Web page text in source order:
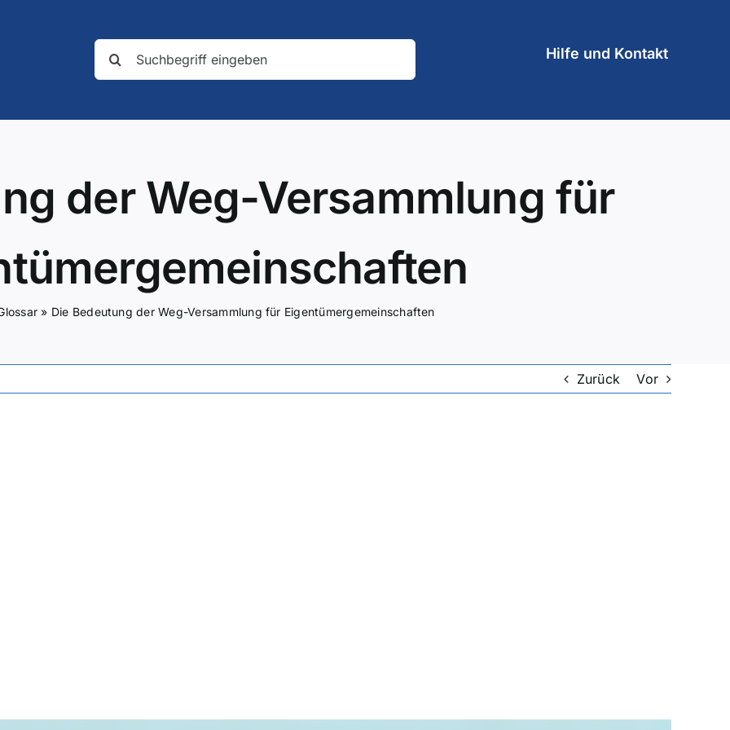
Suche
nach:
Hilfe und Kontakt
der Weg-Versammlung für
» Die Bedeutung der Weg-Versammlung für Eigentümergemeinschaften
Zurück Vor